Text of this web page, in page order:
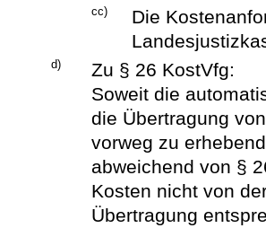
cc)
Die
d)
Zu § 26 KostVfg:
Soweit die
die Übertragung
vorweg zu
abweichend von §
Kosten nicht von
Übertragung